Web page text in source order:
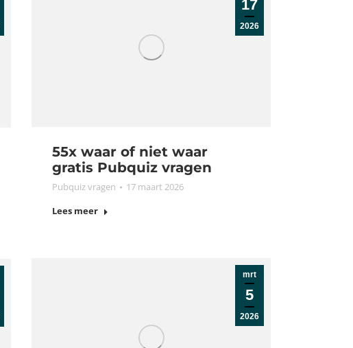
17
2026
55x waar of niet waar
gratis Pubquiz vragen
Pubquiz vragen
17 maart 2026
Lees meer
mrt
5
2026